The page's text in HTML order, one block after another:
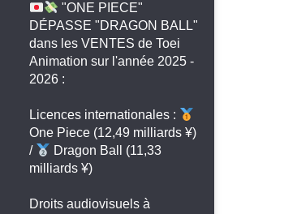
"ONE PIECE"
DÉPASSE "DRAGON BALL"
dans les VENTES de Toei
Animation sur l'année 2025 -
2026 :
Licences internationales :
One Piece (12,49 milliards ¥)
/
Dragon Ball (11,33
milliards ¥)
Droits audiovisuels à